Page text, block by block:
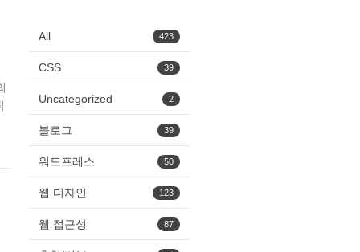
All 423
CSS 39
Uncategorized 2
블로그 39
워드프레스 50
웹 디자인 123
웹 접근성 87